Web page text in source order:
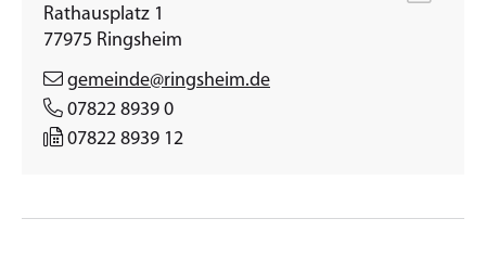
Rathausplatz 1
77975 Ringsheim
gemeinde@ringsheim.de
07822 8939 0
07822 8939 12